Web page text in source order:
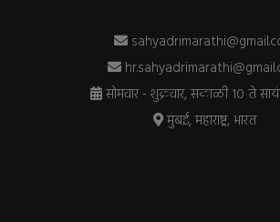
सोमवार - शुक्रवार, सकाळी १० ते
मुंबई, महाराष्ट्र, भारत